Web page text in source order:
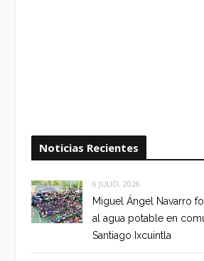
Noticias Recientes
6 JULIO, 2026
Miguel Ángel Navarro
al agua potable en
Santiago Ixcuintla